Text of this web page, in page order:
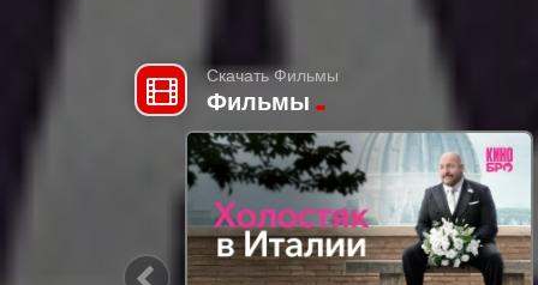
Скачать Фильмы
Фильмы